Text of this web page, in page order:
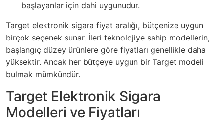
başlayanlar için dahi uygunudur.
Target elektronik sigara fiyat aralığı, bütçenize uygun
birçok seçenek sunar. İleri teknolojiye sahip modellerin,
başlangıç düzey ürünlere göre fiyatları genellikle daha
yüksektir. Ancak her bütçeye uygun bir Target modeli
bulmak mümkündür.
Target Elektronik Sigara
Modelleri ve Fiyatları